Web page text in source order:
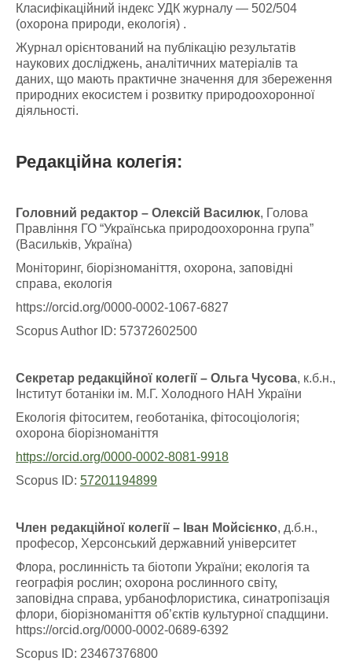
Класифікаційний індекс УДК журналу — 502/504
(охорона природи, екологія) .
Журнал орієнтований на публікацію результатів
наукових досліджень, аналітичних матеріалів та
даних, що мають практичне значення для збереження
природних екосистем і розвитку природоохоронної
діяльності.
Редакційна колегія:
Головний редактор – Олексій Василюк, Голова
Правління ГО “Українська природоохоронна група”
(Васильків, Україна)
Моніторинг, біорізноманіття, охорона, заповідні
справа, екологія
https://orcid.org/0000-0002-1067-6827
Scopus Author ID: 57372602500
Секретар редакційної колегії – Ольга Чусова, к.б.н.,
Інститут ботаніки ім. М.Г. Холодного НАН України
Екологія фітоситем, геоботаніка, фітосоціологія;
охорона біорізноманіття
https://orcid.org/0000-0002-8081-9918
Scopus ID: 57201194899
Член редакційної колегії – Іван Мойсієнко, д.б.н.,
професор, Херсонський державний університет
Флора, рослинність та біотопи України; екологія та
географія рослин; охорона рослинного світу,
заповідна справа, урбанофлористика, синатропізація
флори, біорізноманіття об’єктів культурної спадщини.
https://orcid.org/0000-0002-0689-6392
Scopus ID: 23467376800